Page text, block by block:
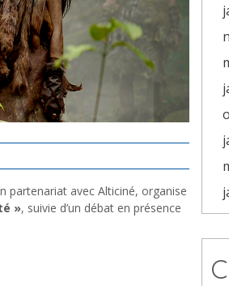
partenariat avec Alticiné, organise
», suivie d’un débat en présence